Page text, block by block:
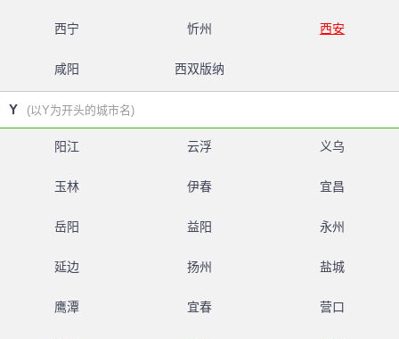
西宁 忻州 西安
咸阳 西双版纳
Y (以Y为开头的城市名)
阳江 云浮 义乌
玉林 伊春 宜昌
岳阳 益阳 永州
延边 扬州 盐城
鹰潭 宜春 营口